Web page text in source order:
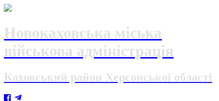
Новокаховська міська
військова адміністрація
Каховський район Херсонської області